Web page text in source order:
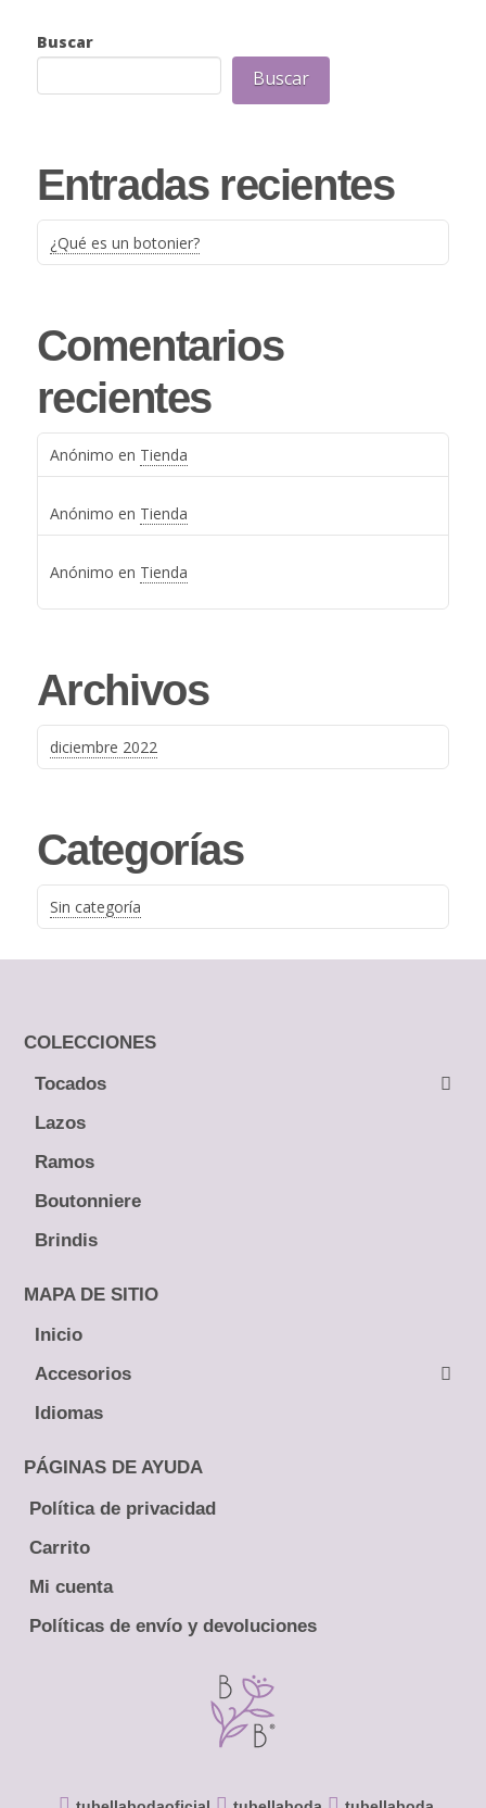
Buscar
Buscar
Entradas recientes
¿Qué es un botonier?
Comentarios
recientes
Anónimo en Tienda
Anónimo en Tienda
Anónimo en Tienda
Archivos
diciembre 2022
Categorías
Sin categoría
COLECCIONES
Tocados
← Atrás
Guías
Peinetas
Pines
Tiaras y Coronas
Lazos
Ramos
Boutonniere
Brindis
MAPA DE SITIO
Inicio
Accesorios
← Atrás
Tocados
← Atrás
Peinetas
Pines
Lazos
Idiomas
PÁGINAS DE AYUDA
Política de privacidad
Carrito
Mi cuenta
Políticas de envío y devoluciones